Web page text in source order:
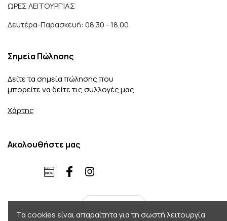
ΩΡΕΣ ΛΕΙΤΟΥΡΓΊΑΣ
Δευτέρα-Παρασκευή: 08.30 - 18.00
Σημεία Πώλησης
Δείτε τα σημεία πώλησης που
μπορείτε να δείτε τις συλλογές μας
Χάρτης
Ακολουθήστε μας
ελληνικά
Τα cookies είναι απαραίτητα για τη σωστή λειτουργία